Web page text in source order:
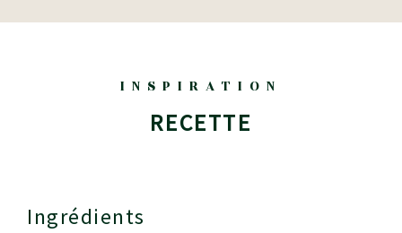
INSPIRATION
RECETTE
Ingrédients